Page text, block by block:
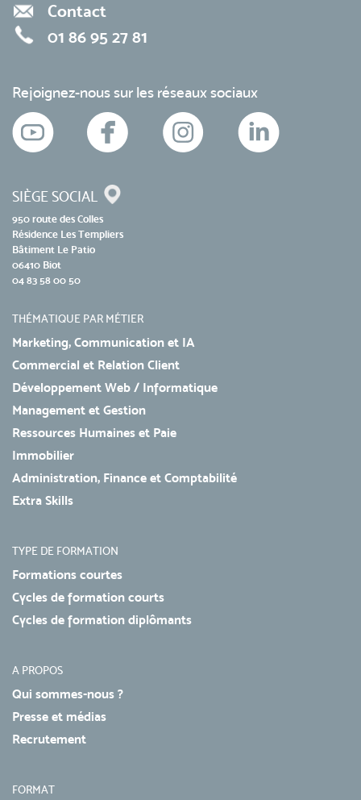
Contact
01 86 95 27 81
Rejoignez-nous sur les réseaux sociaux
SIÈGE SOCIAL
950 route des Colles
Résidence Les Templiers
Bâtiment Le Patio
06410 Biot
04 83 58 00 50
THÉMATIQUE PAR MÉTIER
Marketing, Communication et IA
Commercial et Relation Client
Développement Web / Informatique
Management et Gestion
Ressources Humaines et Paie
Immobilier
Administration, Finance et Comptabilité
Extra Skills
TYPE DE FORMATION
Formations courtes
Cycles de formation courts
Cycles de formation diplômants
A PROPOS
Qui sommes-nous ?
Presse et médias
Recrutement
FORMAT